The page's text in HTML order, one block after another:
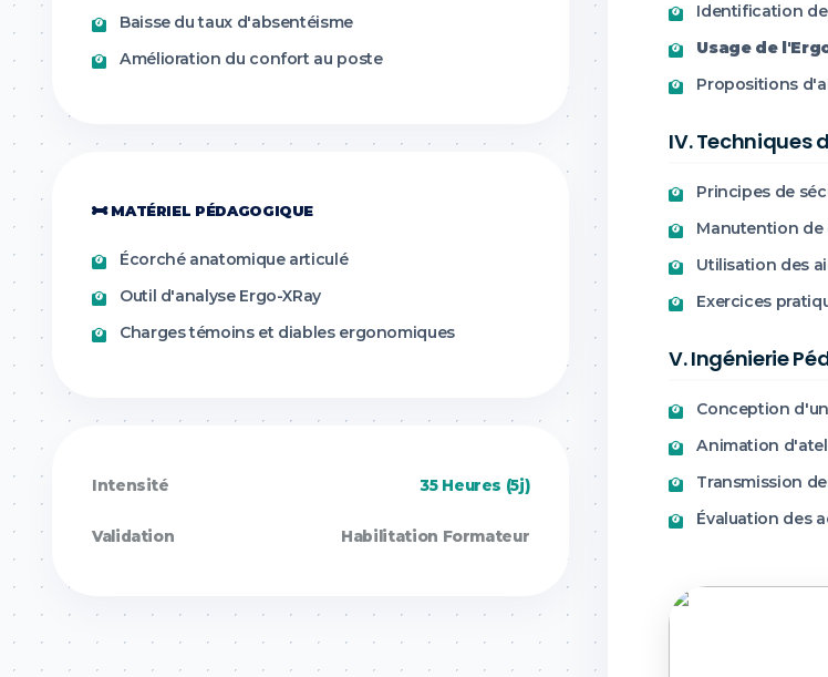
Baisse du taux d'absentéisme
Amélioration du confort au poste
MATÉRIEL PÉDAGOGIQUE
Écorché anatomique articulé
Outil d'analyse Ergo-XRay
Charges témoins et diables ergonomiques
Intensité 35 Heures (5j)
Validation Habilitation Formateur
Identification
Usage de
Propositions
IV. Techniques
Principes de
Manutention de
Utilisation des
Exercices
V. Ingénierie
Conception
Animation
Transmission
Évaluation des